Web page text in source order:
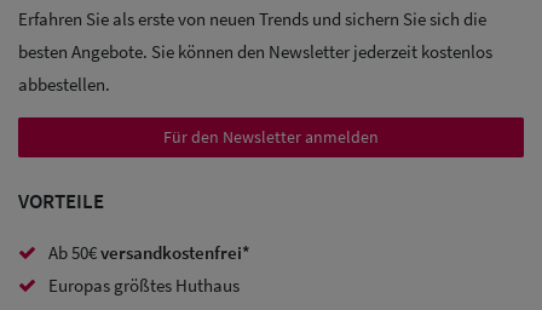
Caps
Sale: Army
Caps
Trucker
Caps
Erfahren Sie als erste von neuen Trends und sichern Sie sich die
besten Angebote. Sie können den Newsletter jederzeit kostenlos
abbestellen.
Für den Newsletter anmelden
VORTEILE
Ab 50€versandkostenfrei*
Europas größtes Huthaus